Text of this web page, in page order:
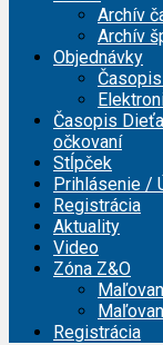
Archív
Archív
Objednávky
Časopis
očkovaní
Stĺpček
Prihlásenie /
Registrácia
Aktuality
Video
Zóna Z&O
Registrácia